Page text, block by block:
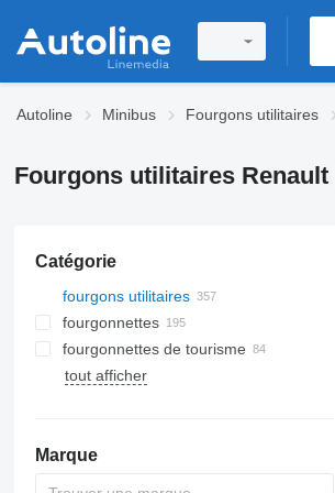
Autoline Minibus Fourgons utilitaires
Fourgons utilitaires Renault
Catégorie
fourgons utilitaires
fourgonnettes
fourgonnettes de tourisme
tout afficher
Marque